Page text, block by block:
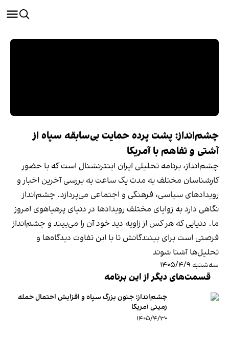
چشم‌انداز: پشت پرده حمایت بی‌سابقه سپاه از
آشتی و تفاهم با آمریکا
چشم‌انداز، برنامه‌ تحلیلی ایران اینترنشنال است که با حضور
کارشناسان مختلف به مدت یک ساعت به بررسی آخرین اخبار و
رویدادهای سیاسی، فرهنگی و اجتماعی می‌پردازد. چشم‌انداز
نگاهی دارد به زوایای مختلف رویدادها در دنیای پرهیاهوی امروز
ما. دنیایی که هر کس از زاویه دید خود آن را می‌بیند و چشم‌انداز
فرصتی است برای بینندگانش تا با این تفاوت دیدگاه‌ها و
تحلیل‌ها آشنا شوند
سه‌شنبه ۱۴۰۵/۴/۹
قسمت‌های دیگر از این برنامه
چشم‌انداز: جنون بزرگ سپاه و افزایش احتمال حمله
زمینی آمریکا
۱۴۰۵/۴/۳۰